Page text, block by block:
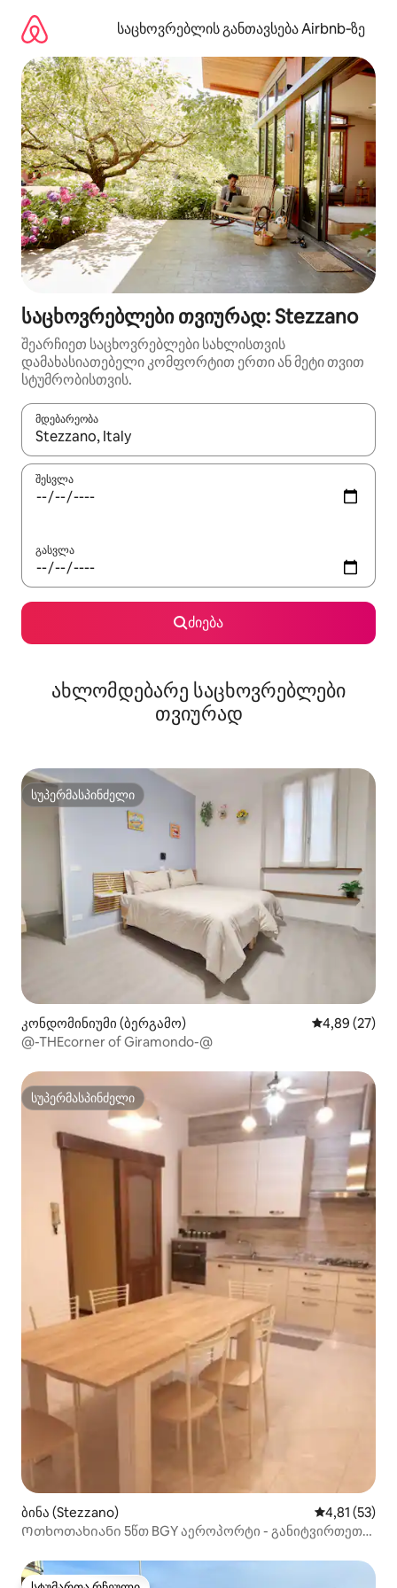
გადასვლა
საცხოვრებლის განთავსება Airbnb‑ზე
საცხოვრებლები თვიურად: Stezzano
შეარჩიეთ საცხოვრებლები სახლისთვის
დამახასიათებელი კომფორტით ერთი ან მეტი თვით
სტუმრობისთვის.
მდებარეობა
როცა შედეგები ხელმისაწვდომი გახდება, ნავიგაციისთვის
შესვლა
გასვლა
ძიება
ახლომდებარე საცხოვრებლები
თვიურად
სუპერმასპინძელი
სუპერმასპინძელი
კონდომინიუმი (ბერგამო) საშუალო
4,89 (27)
@-THEcorner of Giramondo-@
სუპერმასპინძელი
სუპერმასპინძელი
ბინა (Stezzano) საშუალო
4,81 (53)
Ოთხოთახიანი 5წთ BGY აეროპორტი - განიტვირთეთ